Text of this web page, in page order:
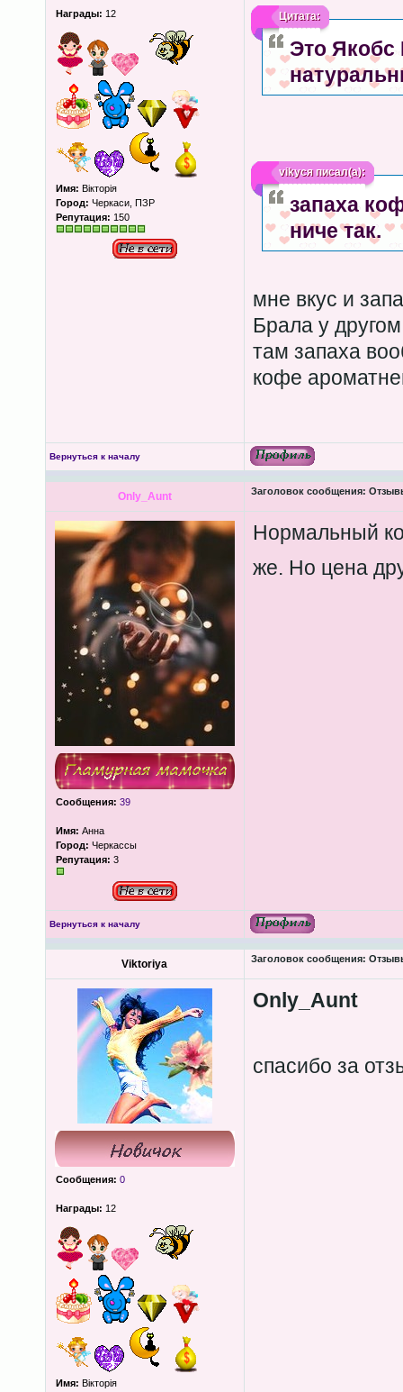
Награды: 12
Имя: Вікторія
Город: Черкаси, ПЗР
Репутация: 150
Цитата:
Это Якобс
vikycяписал(а):
запаха
ниче так.
мне вкус и
Брала у
там запаха
кофе
Вернуться к началу
Only_Aunt Заголовок сообщения:
Сообщения: 39
Имя: Анна
Город: Черкассы
Репутация: 3
Нормальный
же. Но цена
Вернуться к началу
Viktoriya Заголовок сообщения:
Сообщения: 0
Награды: 12
Имя: Вікторія
Only_Aunt
спасибо за